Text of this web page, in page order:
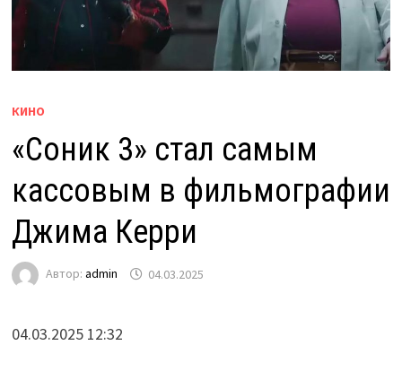
КИНО
«Соник 3» стал самым
кассовым в фильмографии
Джима Керри
Автор: admin 04.03.2025
04.03.2025 12:32